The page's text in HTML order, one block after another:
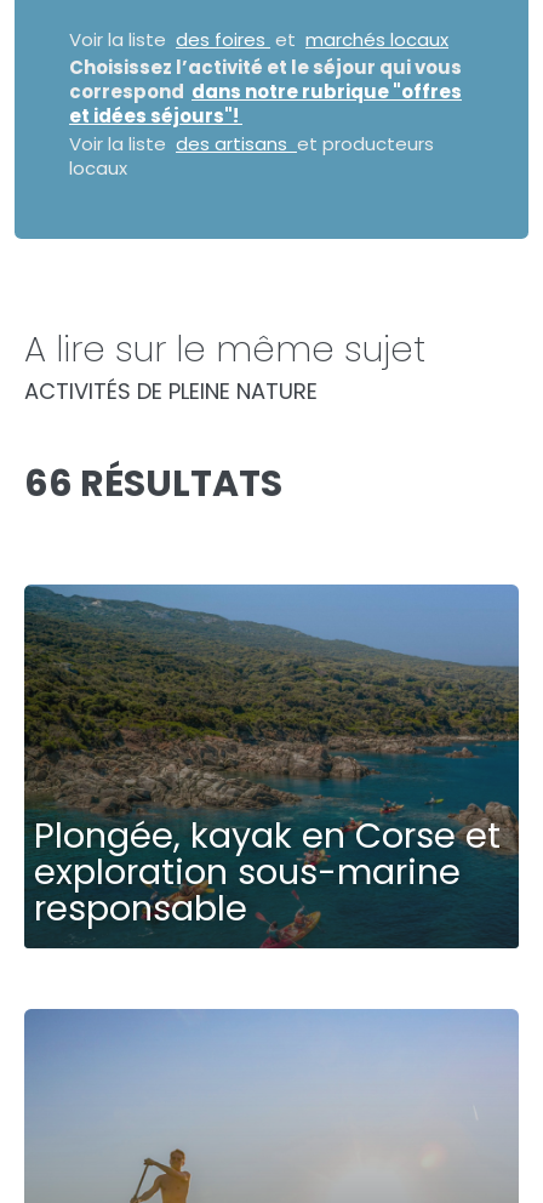
Voir la liste des foires et marchés locaux
Choisissez l’activité et le séjour qui vous
correspond dans notre rubrique "offres
et idées séjours"!
Voir la liste des artisans et producteurs
locaux
A lire sur le même sujet
ACTIVITÉS DE PLEINE NATURE
66 RÉSULTATS
Plongée, kayak en Corse et
exploration sous-marine
responsable